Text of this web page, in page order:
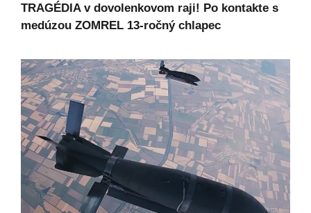
TRAGÉDIA v dovolenkovom raji! Po kontakte s
medúzou ZOMREL 13-ročný chlapec